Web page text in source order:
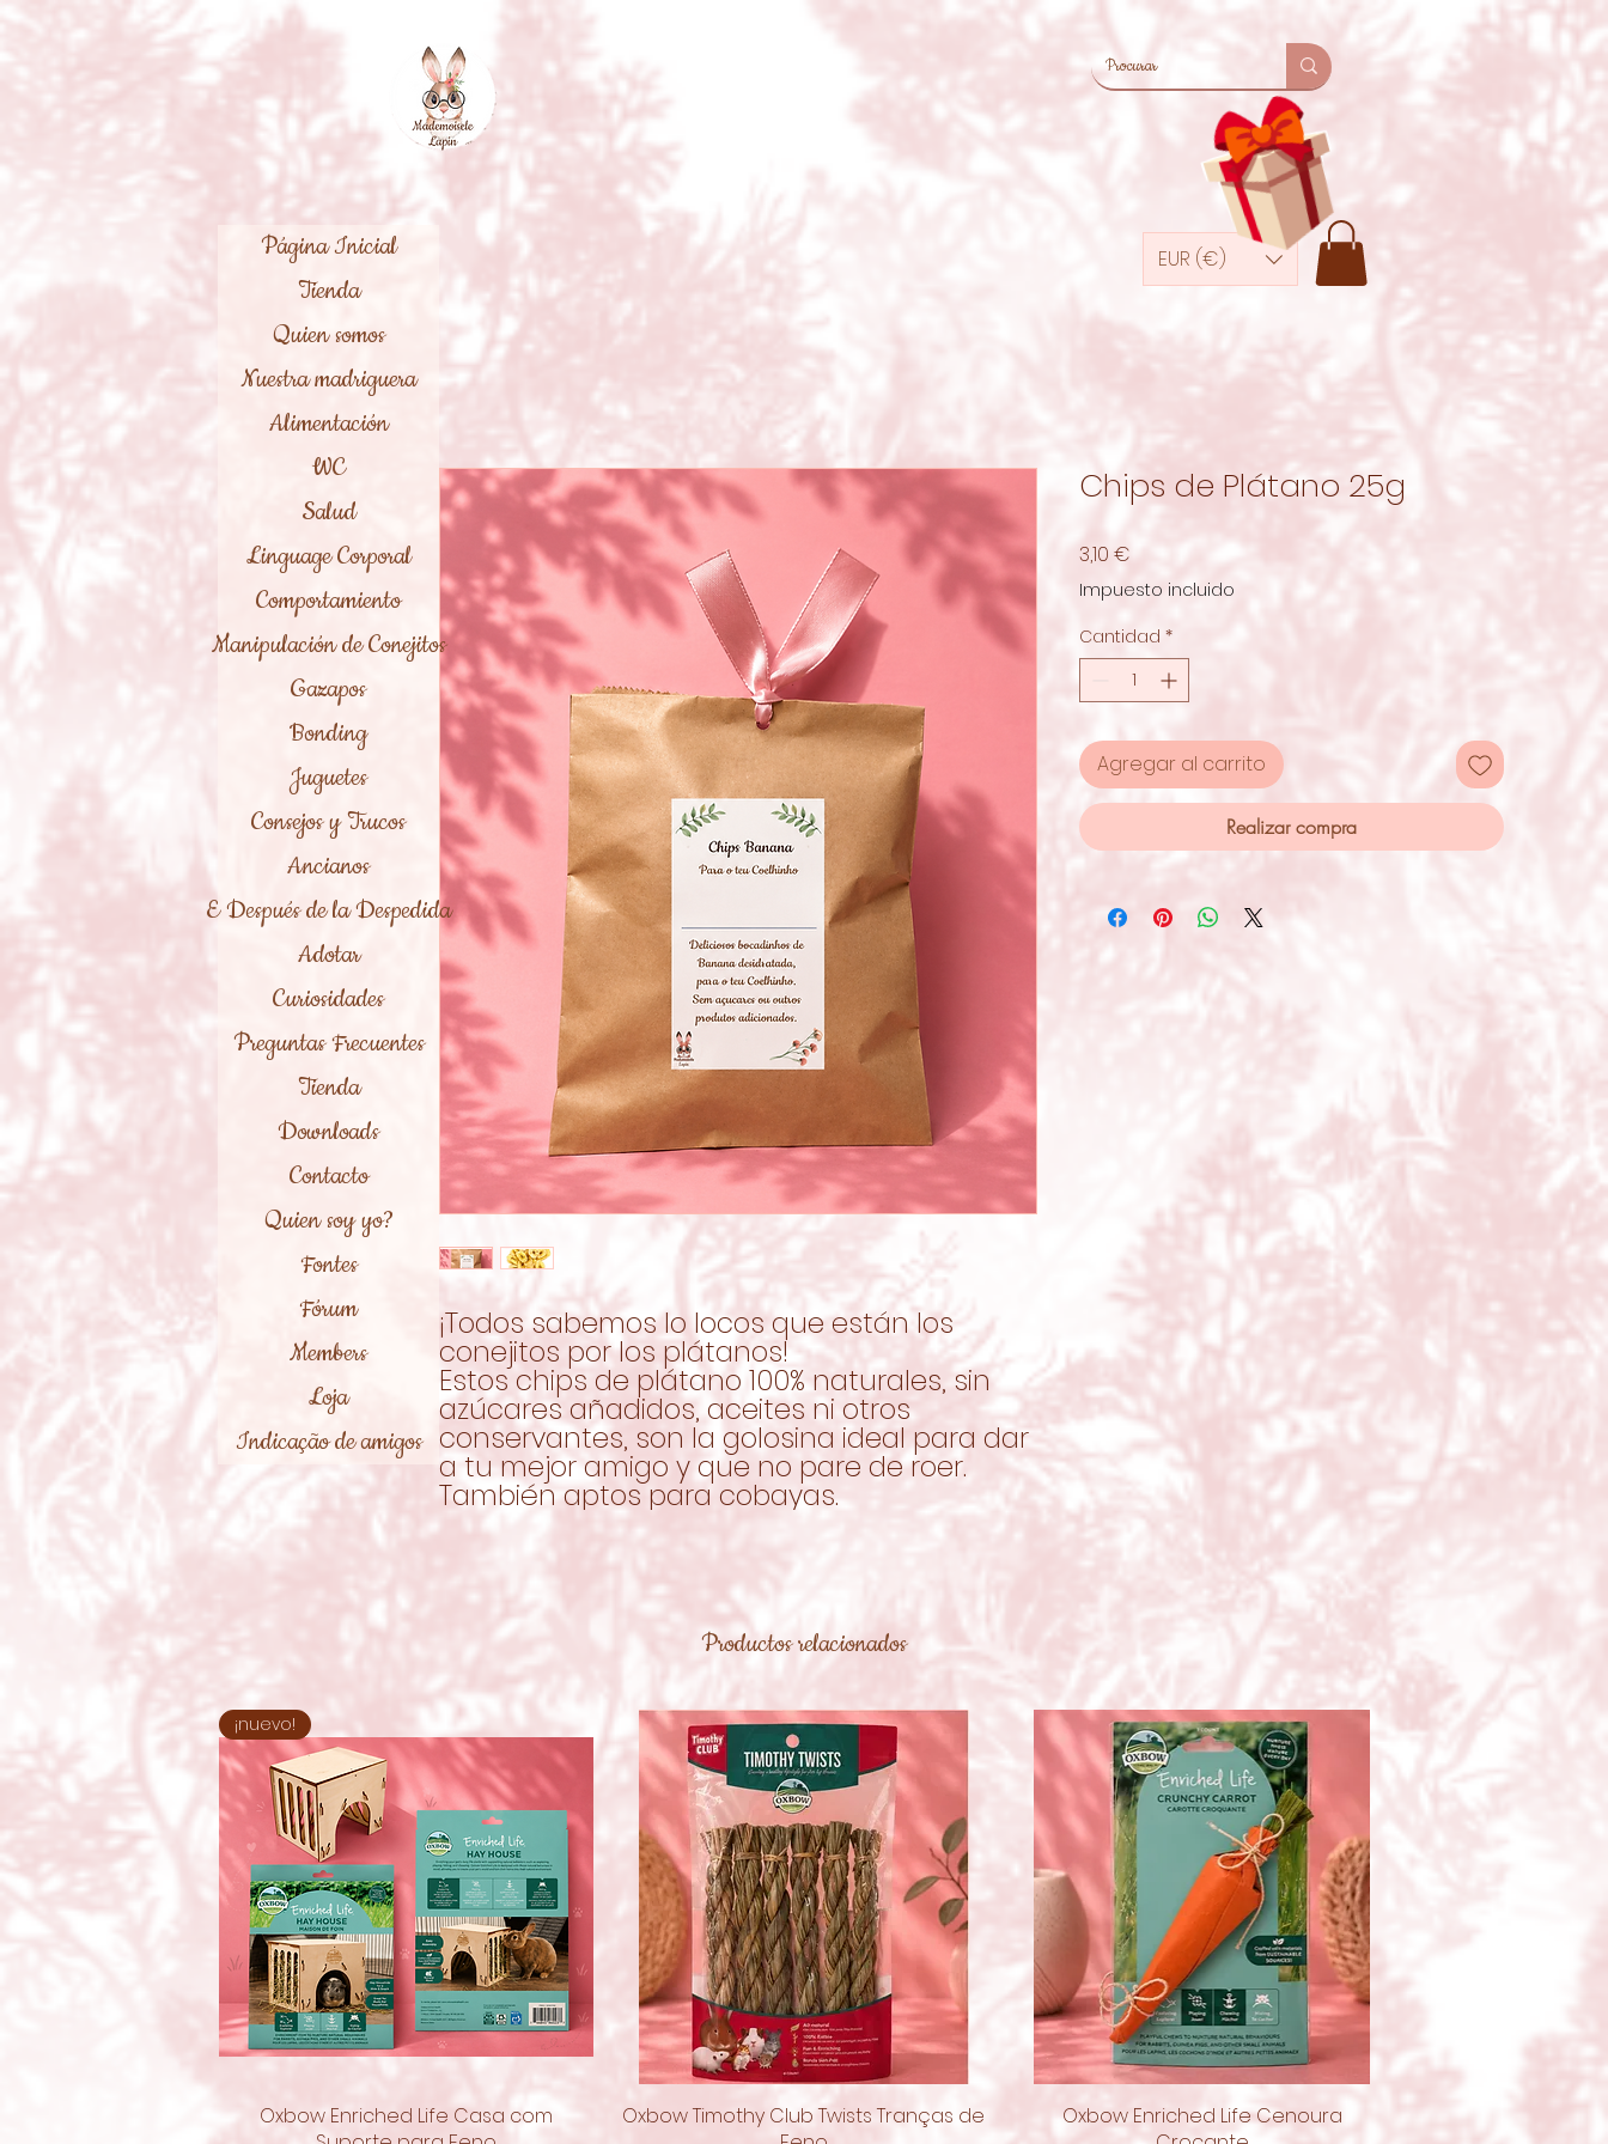
EUR (€)
¡Todos sabemos lo locos que están los
conejitos por los plátanos!
Estos chips de plátano 100% naturales, sin
azúcares añadidos, aceites ni otros
conservantes, son la golosina ideal para dar
a tu mejor amigo y que no pare de roer.
También aptos para cobayas.
Chips de Plátano 25g
3,10 € Precio
Impuesto incluido
Cantidad *
Agregar al carrito
Realizar compra
Productos relacionados
Vista rápida
¡nuevo!
Oxbow Enriched Life Casa com
Vista rápida
Oxbow Timothy Club Twists Tranças de
Vista rápida
Oxbow Enriched Life Cenoura
Página Inicial
Tienda
Quien somos
Nuestra madriguera
Alimentación
WC
Salud
Linguage Corporal
Comportamiento
Manipulación de Conejitos
Gazapos
Bonding
Juguetes
Consejos y Trucos
Ancianos
E Después de la Despedida
Adotar
Curiosidades
Preguntas Frecuentes
Tienda
Downloads
Contacto
Quien soy yo?
Fontes
Fórum
Members
Loja
Indicação de amigos